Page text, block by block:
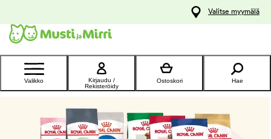
Ota yhteyttä
asiakaspalveluun
Valitse myymälä
Valikko
Kirjaudu /
Rekisteröidy
Ostoskori Hae